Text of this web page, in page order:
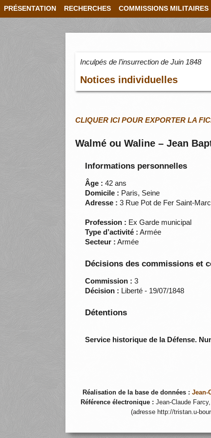
PRÉSENTATION RECHERCHES COMMISSIONS MILITAIRES
Inculpés de l’insurrection de Juin 1848
Notices individuelles
CLIQUER ICI POUR EXPORTER LA
Walmé ou Waline – Jean
Informations personnelles
Âge : 42 ans
Domicile : Paris, Seine
Adresse : 3 Rue Pot de Fer Saint-
Profession : Ex Garde municipal
Type d’activité : Armée
Secteur : Armée
Décisions des commissions et
Commission : 3
Décision : Liberté - 19/07/1848
Détentions
Service historique de la Défense.
Réalisation de la base de données : Jean-
Référence électronique : Jean-Claude
(adresse http://tristan.u-